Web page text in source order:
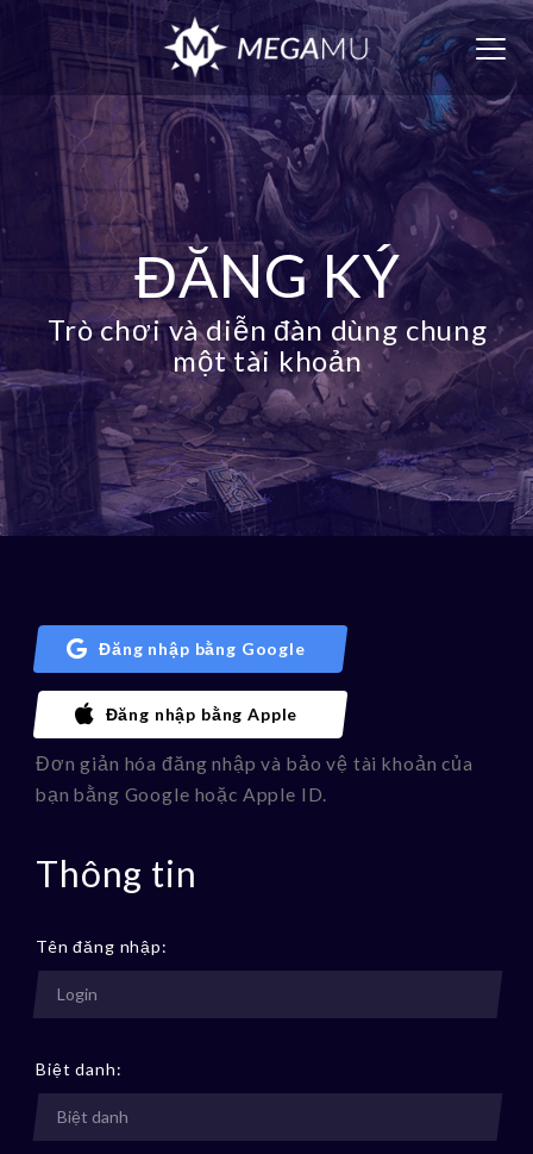
ĐĂNG KÝ
Trò chơi và diễn đàn dùng chung
một tài khoản
Đăng nhập bằng Google
Đăng nhập bằng Apple
Đơn giản hóa đăng nhập và bảo vệ tài khoản của
bạn bằng Google hoặc Apple ID.
Thông tin
Tên đăng nhập:
Biệt danh: